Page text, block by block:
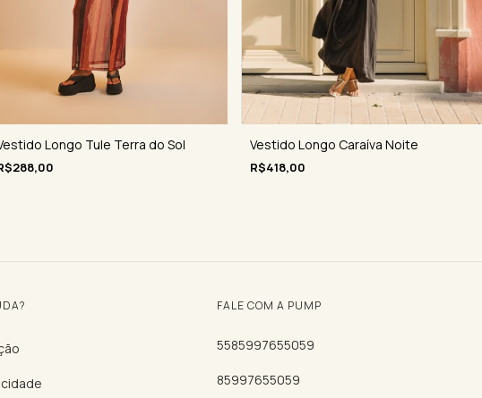
Longo Tule Terra do Sol Vestido Longo Caraíva Noite
R$418,00
FALE COM A PUMP
5585997655059
85997655059